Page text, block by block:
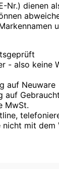
De
Desoto
Dodge
DS
E.GO
Nr.) dienen
- also keine
auf Neuware
auf
MwSt.
mit dem